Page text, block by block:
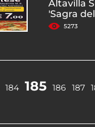
Altavilla
'Sagra
5273
184 185 186 187